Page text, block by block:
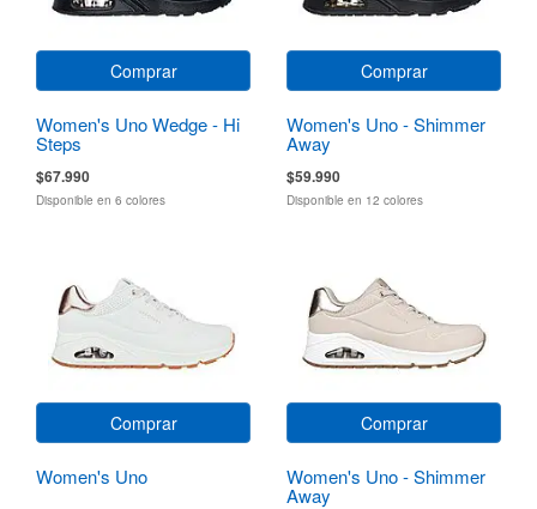
Comprar
Women's Uno Wedge - Hi
Steps
$67.990
Disponible en 6 colores
Comprar
Women's Uno - Shimmer
Away
$59.990
Disponible en 12 colores
Comprar
Women's Uno
Comprar
Women's Uno - Shimmer
Away